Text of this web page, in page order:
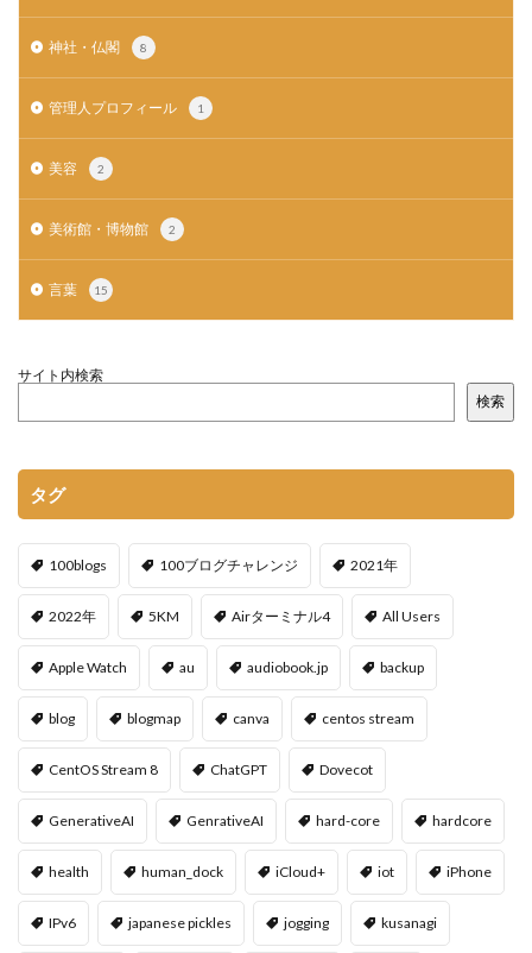
神社・仏閣 8
管理人プロフィール 1
美容 2
美術館・博物館 2
言葉 15
サイト内検索
検索
タグ
100blogs 100ブログチャレンジ 2021年
2022年 5KM Airターミナル4 All Users
Apple Watch au audiobook.jp backup
blog blogmap canva centos stream
CentOS Stream 8 ChatGPT Dovecot
GenerativeAI GenrativeAI hard-core hardcore
health human_dock iCloud+ iot iPhone
IPv6 japanese pickles jogging kusanagi